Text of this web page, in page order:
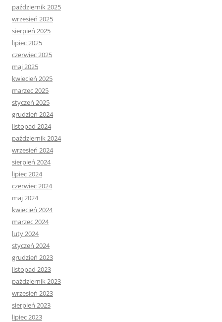
październik 2025
wrzesień 2025
sierpień 2025
lipiec 2025
czerwiec 2025
maj 2025
kwiecień 2025
marzec 2025
styczeń 2025
grudzień 2024
listopad 2024
październik 2024
wrzesień 2024
sierpień 2024
lipiec 2024
czerwiec 2024
maj 2024
kwiecień 2024
marzec 2024
luty 2024
styczeń 2024
grudzień 2023
listopad 2023
październik 2023
wrzesień 2023
sierpień 2023
lipiec 2023